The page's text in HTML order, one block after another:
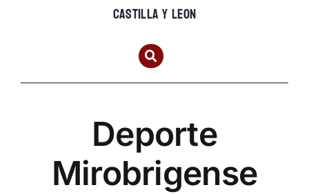
CASTILLA Y LEON
Deporte
Mirobrigense